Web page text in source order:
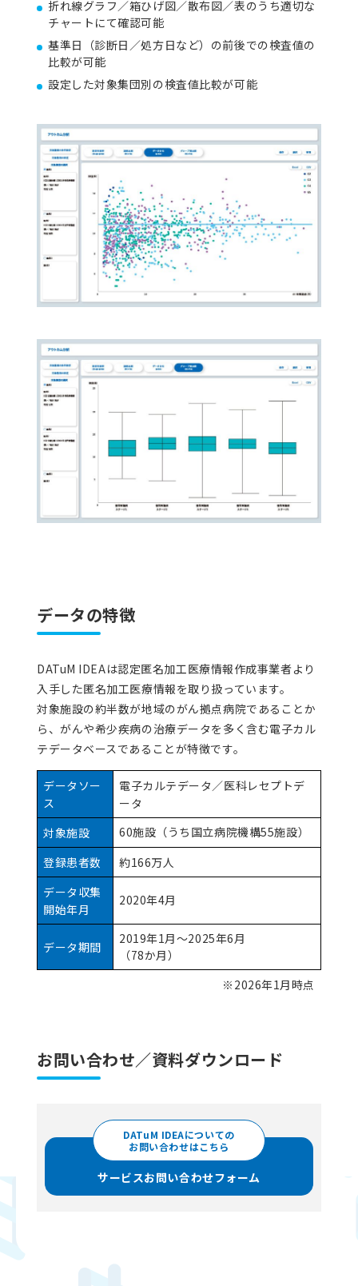
折れ線グラフ／箱ひげ図／散布図／表のうち適切な
チャートにて確認可能
基準日（診断日／処方日など）の前後での検査値の
比較が可能
設定した対象集団別の検査値比較が可能
データの特徴
DATuM IDEAは認定匿名加工医療情報作成事業者より
入手した匿名加工医療情報を取り扱っています。
対象施設の約半数が地域のがん拠点病院であることか
ら、がんや希少疾病の治療データを多く含む電子カル
テデータベースであることが特徴です。
データソー
ス
電子カルテデータ／医科レセプトデ
ータ
対象施設
60施設（うち国立病院機構55施設）
登録患者数
約166万人
データ収集
開始年月
2020年4月
データ期間
2019年1月～2025年6月
（78か月）
※2026年1月時点
お問い合わせ／資料ダウンロード
DATuM IDEAについての
お問い合わせはこちら
サービスお問い合わせフォーム